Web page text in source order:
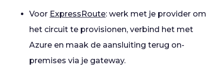
Voor ExpressRoute: werk met je provider om
het circuit te provisionen, verbind het met
Azure en maak de aansluiting terug on-
premises via je gateway.